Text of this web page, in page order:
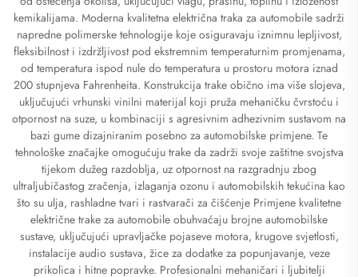
kemikalijama. Moderna kvalitetna električna traka za automobile sadrži
napredne polimerske tehnologije koje osiguravaju iznimnu lepljivost,
fleksibilnost i izdržljivost pod ekstremnim temperaturnim promjenama,
od temperatura ispod nule do temperatura u prostoru motora iznad
200 stupnjeva Fahrenheita. Konstrukcija trake obično ima više slojeva,
uključujući vrhunski vinilni materijal koji pruža mehaničku čvrstoću i
otpornost na suze, u kombinaciji s agresivnim adhezivnim sustavom na
bazi gume dizajniranim posebno za automobilske primjene. Te
tehnološke značajke omogućuju trake da zadrži svoje zaštitne svojstva
tijekom dužeg razdoblja, uz otpornost na razgradnju zbog
ultraljubičastog zračenja, izlaganja ozonu i automobilskih tekućina kao
što su ulja, rashladne tvari i rastvarači za čišćenje Primjene kvalitetne
električne trake za automobile obuhvaćaju brojne automobilske
sustave, uključujući upravljačke pojaseve motora, krugove svjetlosti,
instalacije audio sustava, žice za dodatke za popunjavanje, veze
prikolica i hitne popravke. Profesionalni mehaničari i ljubitelji